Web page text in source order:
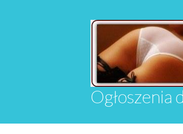
Ogłoszenia